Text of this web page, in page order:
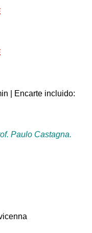
| Encarte incluido:
Paulo Castagna.